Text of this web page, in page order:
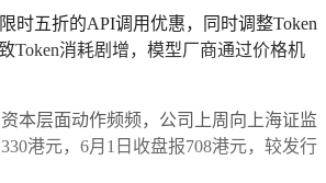
时五折的API调用优惠，同时调整Token
Token消耗剧增，模型厂商通过价格机
本层面动作频频，公司上周向上海证监
港元，6月1日收盘报708港元，较发行